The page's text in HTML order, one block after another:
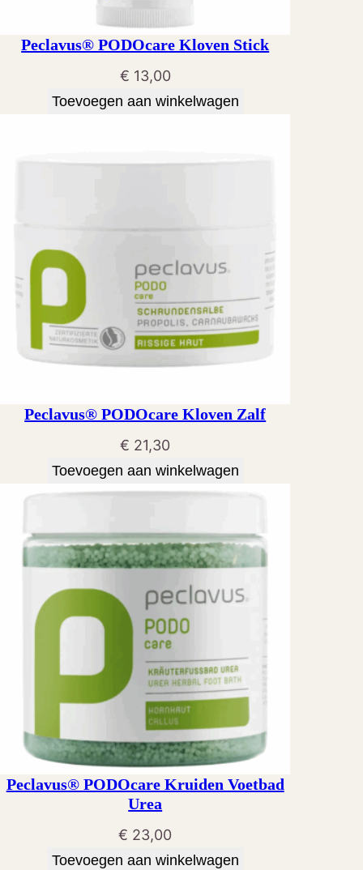
Peclavus® PODOcare Kloven Stick
€ 13,00
Toevoegen aan winkelwagen
Peclavus® PODOcare Kloven Zalf
€ 21,30
Toevoegen aan winkelwagen
Peclavus® PODOcare Kruiden Voetbad
Urea
€ 23,00
Toevoegen aan winkelwagen